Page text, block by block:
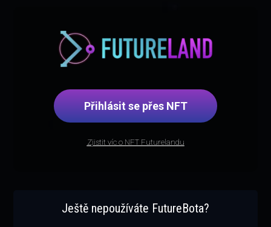
Přihlásit se přes NFT
Zjistit víc o NFT Futurelandu
Ještě nepoužíváte FutureBota?